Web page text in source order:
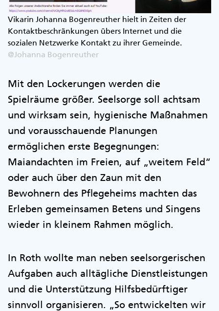
Vikarin Johanna Bogenreuther hielt in Zeiten der
Kontaktbeschränkungen übers Internet und die
sozialen Netzwerke Kontakt zu ihrer Gemeinde.
@Johanna Bogenreuther
Mit den Lockerungen werden die
Spielräume größer. Seelsorge soll achtsam
und wirksam sein, hygienische Maßnahmen
und vorausschauende Planungen
ermöglichen erste Begegnungen:
Maiandachten im Freien, auf „weitem Feld“
oder auch über den Zaun mit den
Bewohnern des Pflegeheims machten das
Erleben gemeinsamen Betens und Singens
wieder in kleinem Rahmen möglich.
In Roth wollte man neben seelsorgerischen
Aufgaben auch alltägliche Dienstleistungen
und die Unterstützung Hilfsbedürftiger
sinnvoll organisieren. „So entwickelten wir